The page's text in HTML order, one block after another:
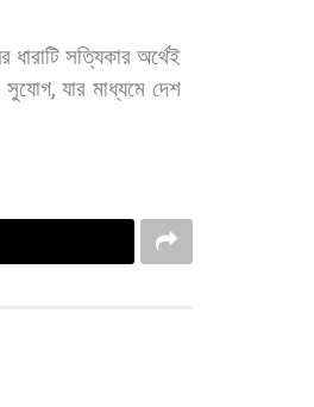
ধারাটি সত্যিকার অর্থেই
সুযোগ,যার মাধ্যমে দেশ